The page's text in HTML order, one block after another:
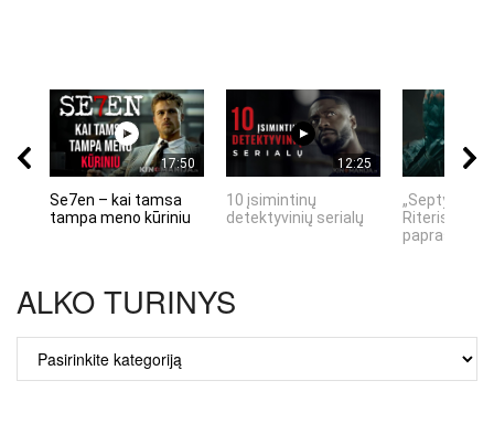
17:50
Se7en – kai tamsa
tampa meno kūriniu
12:25
10 įsimintinų
detektyvinių serialų
„Septynių
Riteris" – kai
ALKO TURINYS
ALKO
TURINYS